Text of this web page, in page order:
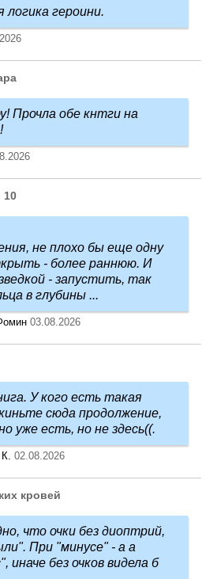
героини.
Прочла обе кнтги на
10
не плохо бы еще одну
- более раннюю. И
- запустить, так
в глубины ...
03.08.2026
У кого есть такая
сюда продолжение,
уже есть, но не здесь((.
02.08.2026
кровей
что очки без диоптрий,
При "минусе" - а а
иначе без очков видела б